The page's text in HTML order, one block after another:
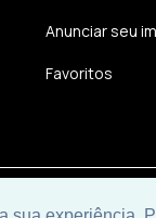
Anunciar seu
Favoritos